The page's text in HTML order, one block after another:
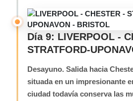
Día 9: LIVERPOOL -
STRATFORD-
Desayuno. Salida hacia
situada en un impresionante
ciudad todavía conserva las